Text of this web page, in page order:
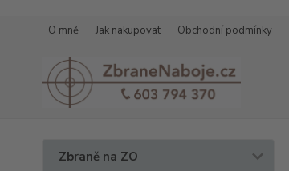
O mně Jak nakupovat Obchodní podmínky
Zbraně na ZO